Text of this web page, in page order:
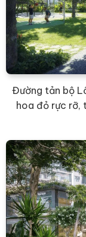
Đường tản bộ
hoa đỏ rực rỡ,